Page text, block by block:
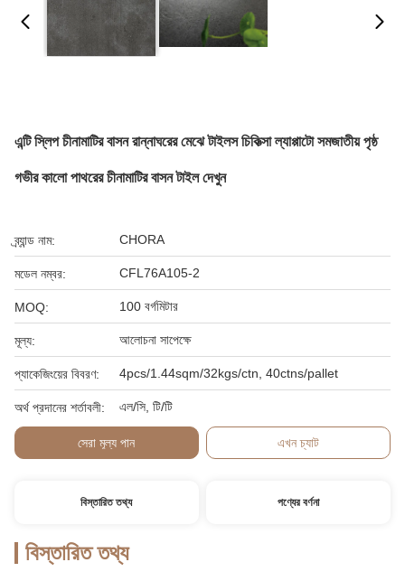
এন্টি স্লিপ চীনামাটির বাসন রান্নাঘরের মেঝে টাইলস চিকিত্সা ল্যাপ্পাটো সমজাতীয় পৃষ্ঠ
গভীর কালো পাথরের চীনামাটির বাসন টাইল দেখুন
ব্র্যান্ড নাম: CHORA
মডেল নম্বর: CFL76A105-2
MOQ: 100 বর্গমিটার
মূল্য: আলোচনা সাপেক্ষে
প্যাকেজিংয়ের বিবরণ: 4pcs/1.44sqm/32kgs/ctn, 40ctns/pallet
অর্থ প্রদানের শর্তাবলী: এল/সি, টি/টি
সেরা মূল্য পান এখন চ্যাট
বিস্তারিত তথ্য পণ্যের বর্ণনা
বিস্তারিত তথ্য